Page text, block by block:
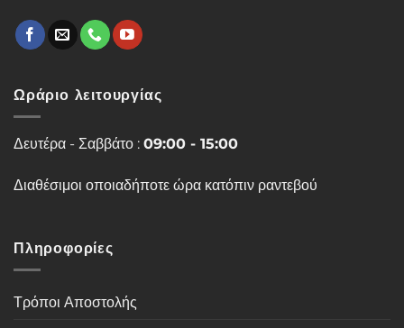
Ωράριο λειτουργίας
Δευτέρα - Σαββάτο : 09:00 - 15:00
Διαθέσιμοι οποιαδήποτε ώρα κατόπιν ραντεβού
Πληροφορίες
Τρόποι Αποστολής